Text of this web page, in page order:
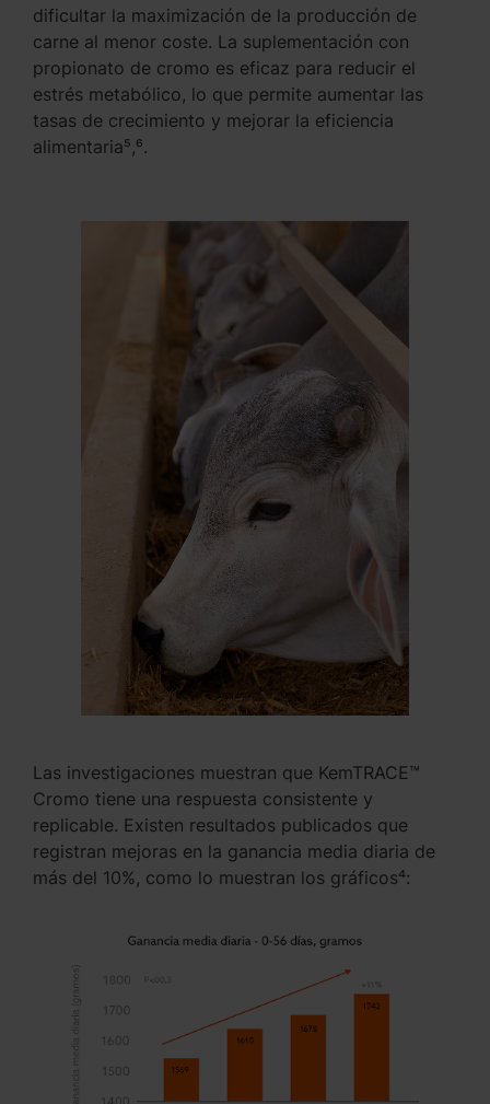
dificultar la maximización de la producción de
carne al menor coste. La suplementación con
propionato de cromo es eficaz para reducir el
estrés metabólico, lo que permite aumentar las
tasas de crecimiento y mejorar la eficiencia
alimentaria⁵,⁶.
Las investigaciones muestran que KemTRACE™
Cromo tiene una respuesta consistente y
replicable. Existen resultados publicados que
registran mejoras en la ganancia media diaria de
más del 10%, como lo muestran los gráficos⁴: